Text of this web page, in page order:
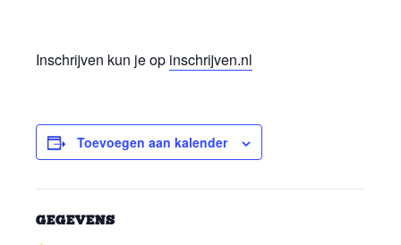
Inschrijven kun je op inschrijven.nl
Toevoegen aan kalender
GEGEVENS